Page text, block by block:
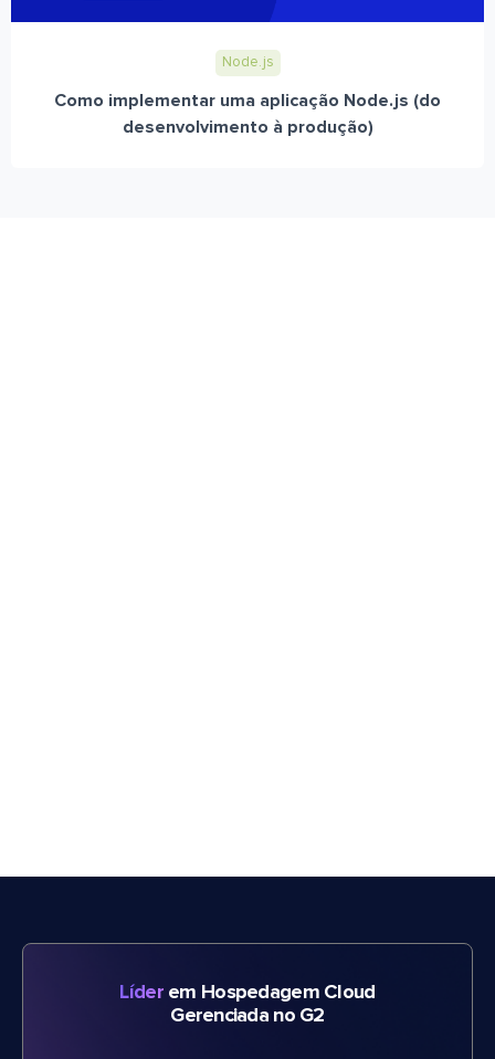
Node.js
Como implementar uma aplicação Node.js (do
desenvolvimento à produção)
Líderem Hospedagem Cloud
Gerenciada no G2